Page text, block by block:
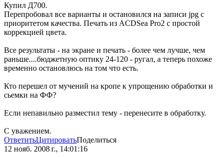
Купил Д700.
Перепробовал все варианты и остановился на записи jpg с
приоритетом качества. Печать из ACDSea Pro2 с простой
коррекцией цвета.
Все результаты - на экране и печать - более чем лучше, чем
раньше....бюджетную оптику 24-120 - ругал, а теперь похоже
временно остановлюсь на том что есть.
Кто перешел от мучений на кропе к упрощению обработки и
сьемки на ФФ?
Если непавильно разместил тему - перенесите в обработку.
С уважением.
ОтветитьЦитироватьПоделиться
12 нояб. 2008 г., 14:01:16